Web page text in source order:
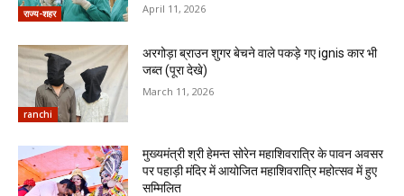
राज्य-शहर April 11, 2026
ranchi
अरगोड़ा ब्राउन शुगर बेचने वाले पकड़े गए ignis कार भी
जब्त (पूरा देखे)
March 11, 2026
मुख्यमंत्री श्री हेमन्त सोरेन महाशिवरात्रि के पावन अवसर
पर पहाड़ी मंदिर में आयोजित महाशिवरात्रि महोत्सव में हुए
सम्मिलित